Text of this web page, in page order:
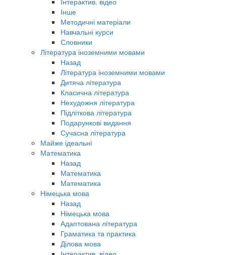
Інше
Методичні матеріали
Навчальні курси
Словники
Література іноземними мовами
Назад
Література іноземними мовами
Дитяча література
Класична література
Нехудожня література
Підліткова література
Подарункові видання
Сучасна література
Майже ідеальні
Математика
Назад
Математика
Математика
Німецька мова
Назад
Німецька мова
Адаптована література
Граматика та практика
Ділова мова